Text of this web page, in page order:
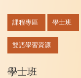
課程專區 學士班
雙語學習資源
學士班